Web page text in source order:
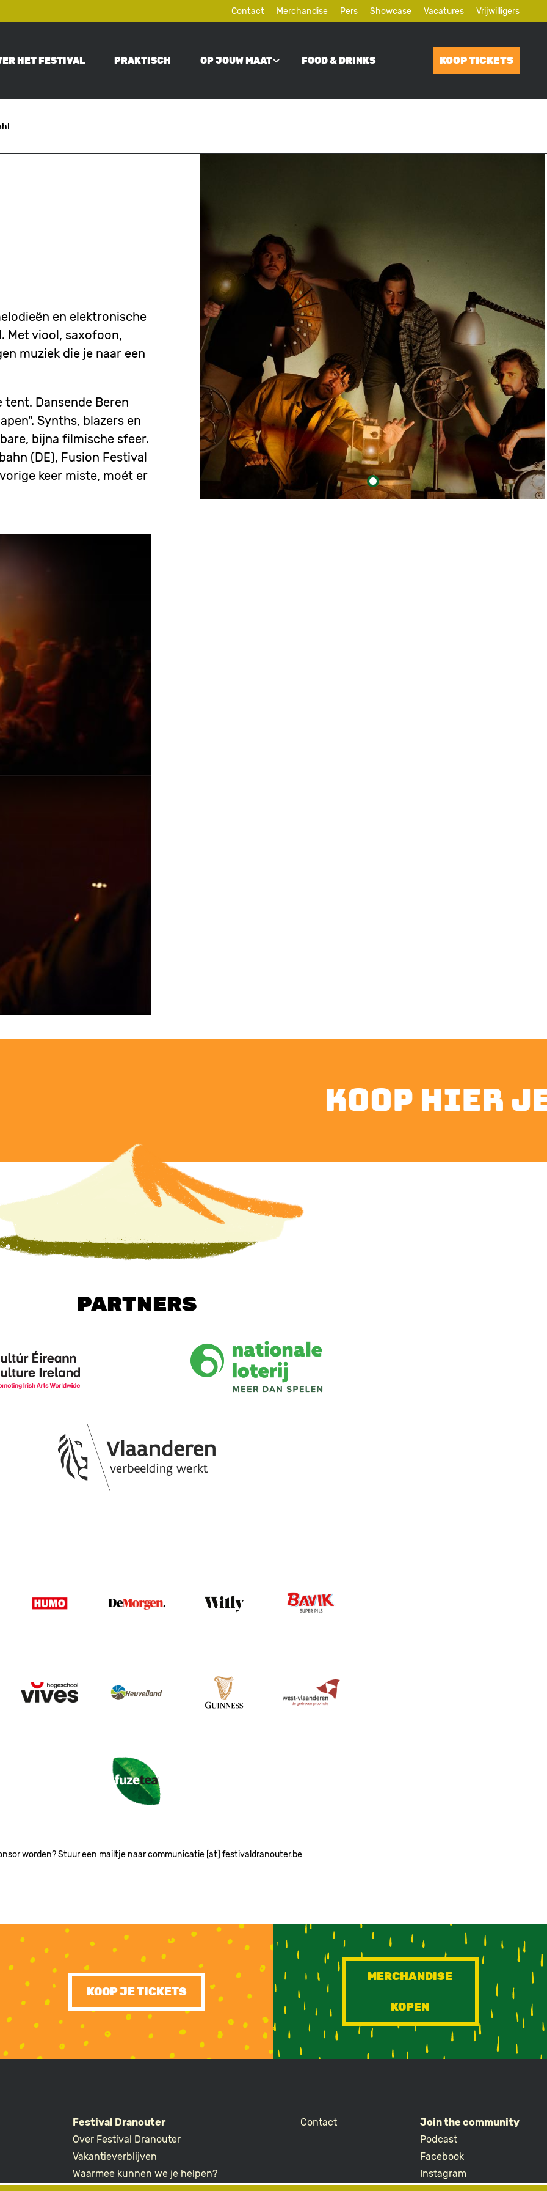
Contact Merchandise Pers Showcase Vacatures Vrijwilligers
HET FESTIVAL PRAKTISCH OP JOUW MAAT FOOD & DRINKS KOOP TICKETS
en elektronische
Met viool, saxofoon,
muziek die je naar een
Dansende Beren
Synths, blazers en
bijna filmische sfeer.
(DE), Fusion Festival
keer miste, moét er
Capture @ De Centrale - Ghent - 2025
(EP release at Bar Bricolage)
koop hier je
PARTNERS
Image
Image
Image
Image
Image Image
Image Image Image Image
Image
worden? Stuur een mailtje naar communicatie [at] festivaldranouter.be
KOOP JE TICKETS
MERCHANDISE
KOPEN
Festival Dranouter
Over Festival Dranouter
Vakantieverblijven
Waarmee kunnen we je helpen?
Contact
Join the community
Podcast
Facebook
Instagram